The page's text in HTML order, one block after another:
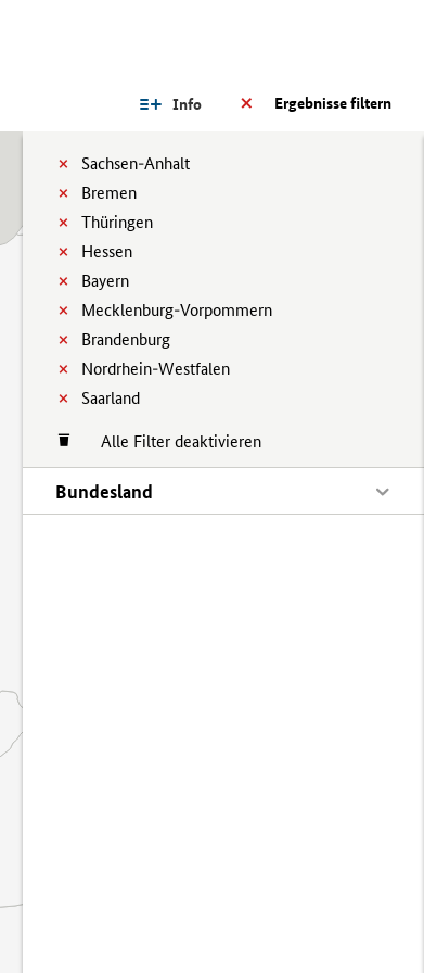
Ergebnisse filtern
Info
Sachsen-Anhalt
Bremen
Thüringen
Hessen
Bayern
Mecklenburg-Vorpommern
Brandenburg
Nordrhein-Westfalen
Saarland
Alle Filter deaktivieren
Bundesland